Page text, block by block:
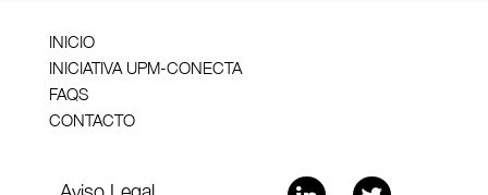
INICIO
INICIATIVA UPM-CONECTA
FAQS
CONTACTO